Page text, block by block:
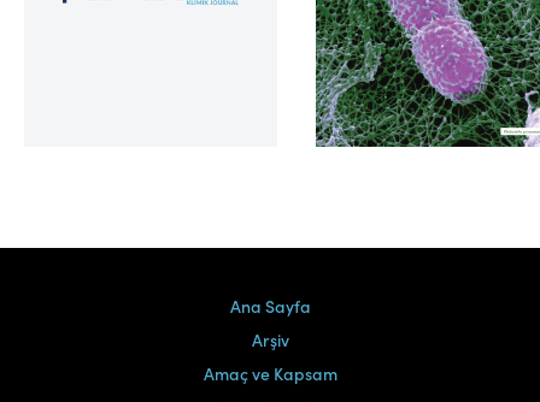
Cilt 39, Sayı 2
Ana Sayfa
Arşiv
Amaç ve Kapsam